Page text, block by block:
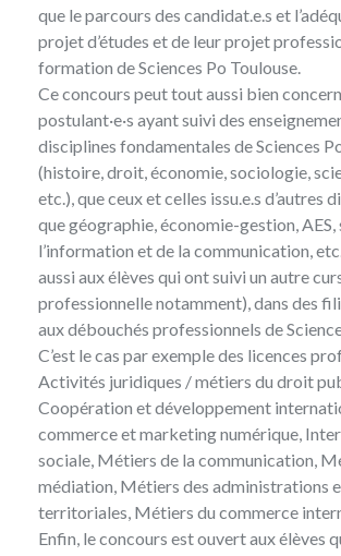
que le parcours des candidat.e.s et
projet d’études et de leur projet
formation de Sciences Po Toulouse.
Ce concours peut tout aussi bien
postulant·e·s ayant suivi des
disciplines fondamentales de Sciences
(histoire, droit, économie, sociologie,
etc.), que ceux et celles issu.e.s d’autres
que géographie, économie-gestion, AES,
l’information et de la communication,
aussi aux élèves qui ont suivi un autre
professionnelle notamment), dans des
aux débouchés professionnels de
C’est le cas par exemple des licences
Activités juridiques / métiers du droit
Coopération et développement
commerce et marketing numérique,
sociale, Métiers de la communication,
médiation, Métiers des administrations
territoriales, Métiers du commerce
Enfin, le concours est ouvert aux élèves